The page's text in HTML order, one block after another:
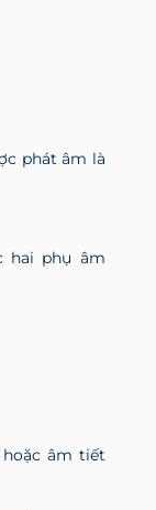
phát âm là
hai phụ âm
âm tiết